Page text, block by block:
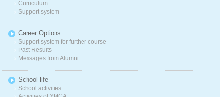
Curriculum
Support system
Career Options
Support system for further course
Past Results
Messages from Alumni
School life
School activities